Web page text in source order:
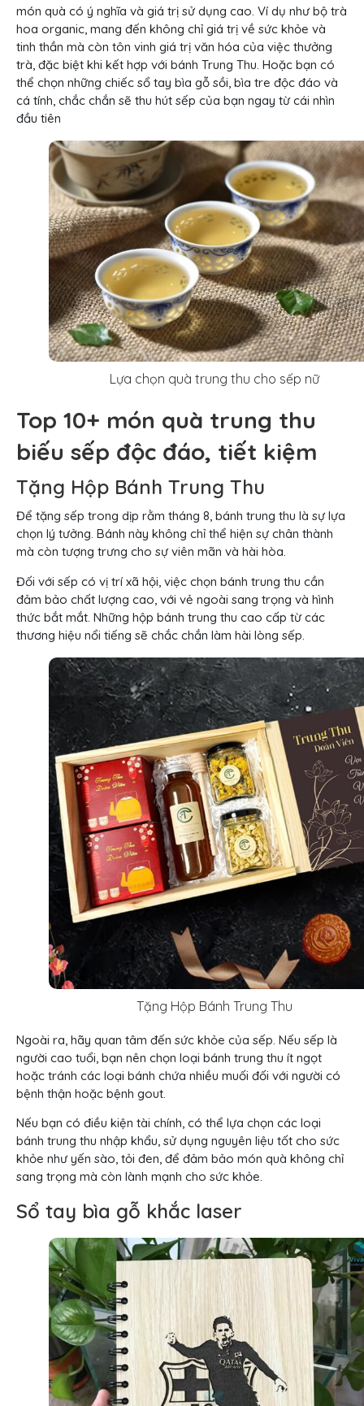
món quà có ý nghĩa và giá trị sử dụng cao. Ví dụ như bộ trà
hoa organic, mang đến không chỉ giá trị về sức khỏe và
tinh thần mà còn tôn vinh giá trị văn hóa của việc thưởng
trà, đặc biệt khi kết hợp với bánh Trung Thu. Hoặc bạn có
thể chọn những chiếc sổ tay bìa gỗ sồi, bìa tre độc đáo và
cá tính, chắc chắn sẽ thu hút sếp của bạn ngay từ cái nhìn
đầu tiên
Lựa chọn quà trung thu cho sếp nữ
Top 10+ món quà trung thu
biếu sếp độc đáo, tiết kiệm
Tặng Hộp Bánh Trung Thu
Để tặng sếp trong dịp rằm tháng 8, bánh trung thu là sự lựa
chọn lý tưởng. Bánh này không chỉ thể hiện sự chân thành
mà còn tượng trưng cho sự viên mãn và hài hòa.
Đối với sếp có vị trí xã hội, việc chọn bánh trung thu cần
đảm bảo chất lượng cao, với vẻ ngoài sang trọng và hình
thức bắt mắt. Những hộp bánh trung thu cao cấp từ các
thương hiệu nổi tiếng sẽ chắc chắn làm hài lòng sếp.
Tặng Hộp Bánh Trung Thu
Ngoài ra, hãy quan tâm đến sức khỏe của sếp. Nếu sếp là
người cao tuổi, bạn nên chọn loại bánh trung thu ít ngọt
hoặc tránh các loại bánh chứa nhiều muối đối với người có
bệnh thận hoặc bệnh gout.
Nếu bạn có điều kiện tài chính, có thể lựa chọn các loại
bánh trung thu nhập khẩu, sử dụng nguyên liệu tốt cho sức
khỏe như yến sào, tỏi đen, để đảm bảo món quà không chỉ
sang trọng mà còn lành mạnh cho sức khỏe.
Sổ tay bìa gỗ khắc laser